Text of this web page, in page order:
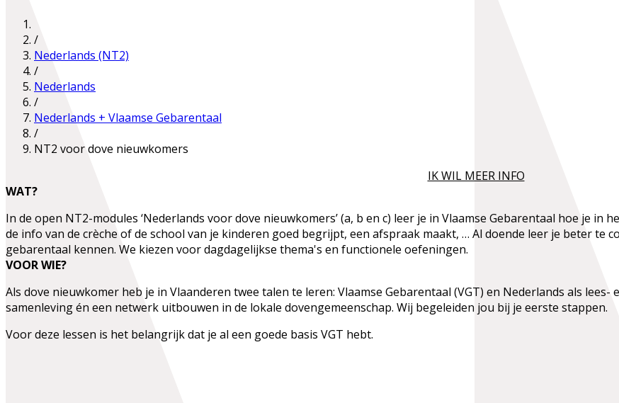
/
Nederlands (NT2)
/
Nederlands
/
Nederlands + Vlaamse Gebarentaal
/
NT2 voor dove nieuwkomers
IK WIL MEER INFO
WAT?
In de open NT2-modules ‘Nederlands voor dove nieuwkomers’ (a, b en c) leer je in Vlaamse Gebarentaal hoe je
de info van de crèche of de school van je kinderen goed begrijpt, een afspraak maakt, … Al doende leer je beter te
gebarentaal kennen. We kiezen voor dagdagelijkse thema's en functionele oefeningen.
VOOR WIE?
Als dove nieuwkomer heb je in Vlaanderen twee talen te leren: Vlaamse Gebarentaal (VGT) en Nederlands als
samenleving én een netwerk uitbouwen in de lokale dovengemeenschap. Wij begeleiden jou bij je eerste stappen.
Voor deze lessen is het belangrijk dat je al een goede basis VGT hebt.